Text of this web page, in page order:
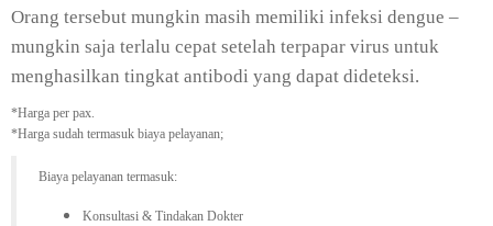
Orang tersebut mungkin masih memiliki infeksi dengue –
mungkin saja terlalu cepat setelah terpapar virus untuk
menghasilkan tingkat antibodi yang dapat dideteksi.
*Harga per pax.
*Harga sudah termasuk biaya pelayanan;
Biaya pelayanan termasuk:
Konsultasi & Tindakan Dokter